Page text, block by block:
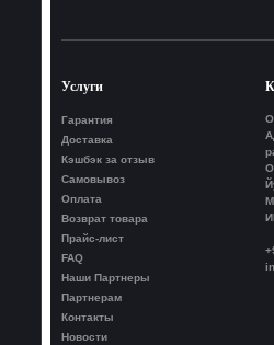
Услуги
Гарантия
Доставка
Кэшбэк за отзыв
Самовывоз
Оплата
Возврат товара
Прайс-лист
FAQ
Наши Партнеры
Партнерам
Контакты
Новости